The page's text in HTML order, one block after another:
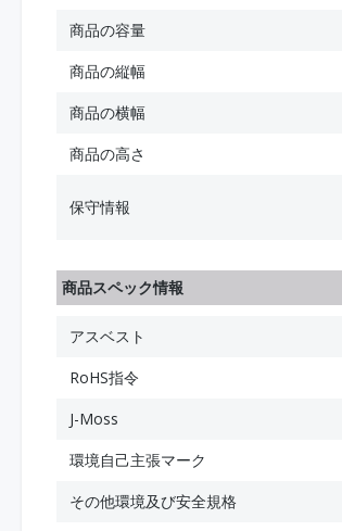
商品の容量
商品の縦幅
商品の横幅
商品の高さ
保守情報
商品スペック情報
アスベスト
RoHS指令
J-Moss
環境自己主張マーク
その他環境及び安全規格